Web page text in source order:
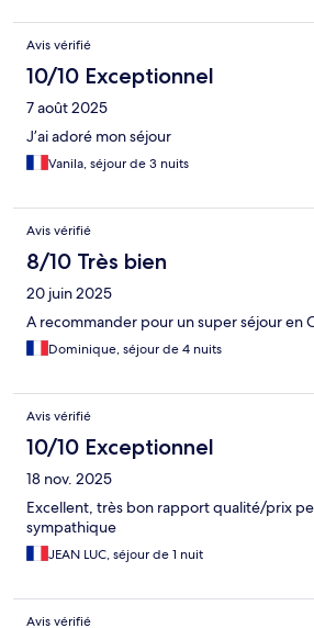
Avis vérifié
10/10 Exceptionnel
7 août 2025
J’ai adoré mon séjour
Vanila, séjour de 3 nuits
Avis vérifié
8/10 Très bien
20 juin 2025
A recommander pour un super séjour en
Dominique, séjour de 4 nuits
Avis vérifié
10/10 Exceptionnel
18 nov. 2025
Excellent, très bon rapport qualité/prix
sympathique
JEAN LUC, séjour de 1 nuit
Avis vérifié